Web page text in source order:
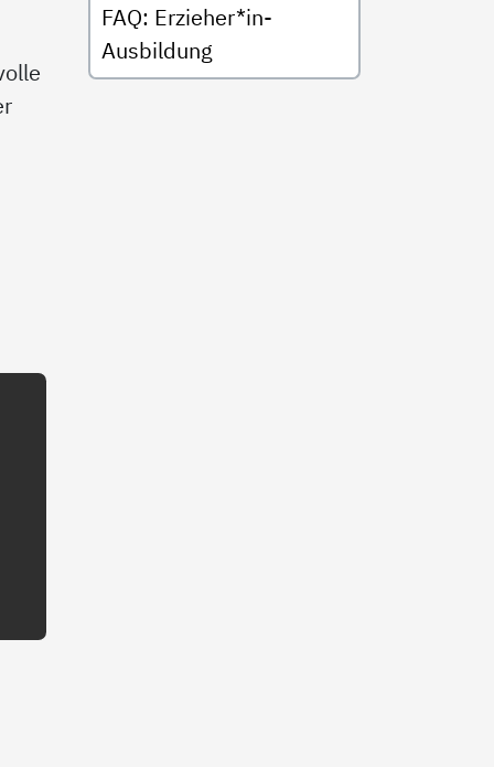
FAQ: Erzieher*in-
Ausbildung